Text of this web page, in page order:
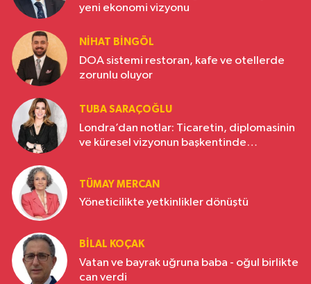
yeni ekonomi vizyonu
NIHAT BINGÖL
DOA sistemi restoran, kafe ve otellerde
zorunlu oluyor
TUBA SARAÇOĞLU
Londra’dan notlar: Ticaretin, diplomasinin
ve küresel vizyonun başkentinde
TÜMAY MERCAN
Yöneticilikte yetkinlikler dönüştü
BILAL KOÇAK
Vatan ve bayrak uğruna baba - oğul birlikte
can verdi